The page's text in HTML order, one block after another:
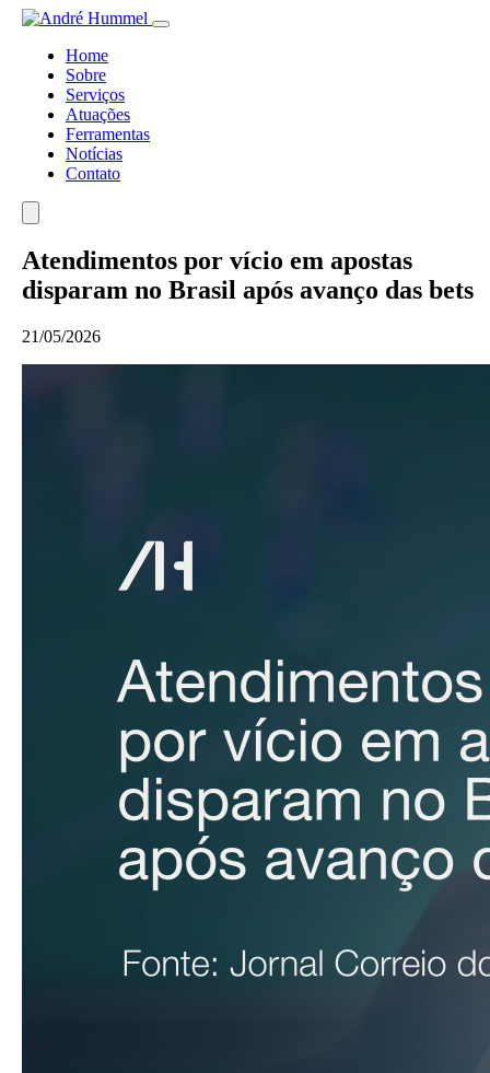
Home
Sobre
Serviços
Atuações
Ferramentas
Notícias
Contato
Atendimentos por vício em apostas
disparam no Brasil após avanço das bets
21/05/2026